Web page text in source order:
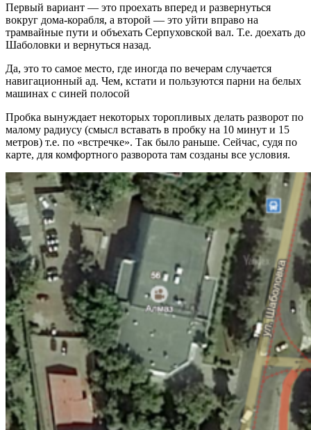
Первый вариант — это проехать вперед и развернуться
вокруг дома-корабля, а второй — это уйти вправо на
трамвайные пути и объехать Серпуховской вал. Т.е. доехать до
Шаболовки и вернуться назад.
Да, это то самое место, где иногда по вечерам случается
навигационный ад. Чем, кстати и пользуются парни на белых
машинах с синей полосой
Пробка вынуждает некоторых торопливых делать разворот по
малому радиусу (смысл вставать в пробку на 10 минут и 15
метров) т.е. по «встречке». Так было раньше. Сейчас, судя по
карте, для комфортного разворота там созданы все условия.